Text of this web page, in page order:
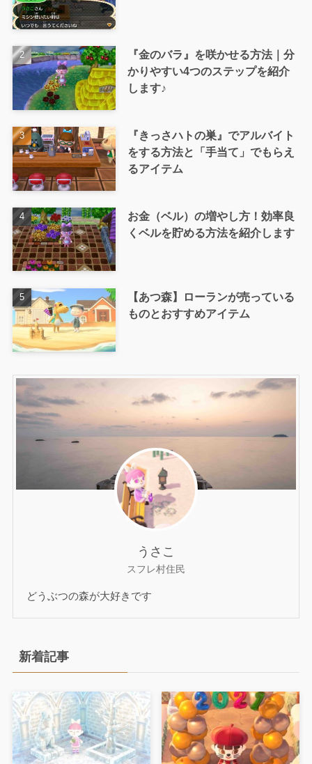
『金のバラ』を咲かせる方法｜分
かりやすい4つのステップを紹介
します♪
『きっさハトの巣』でアルバイト
をする方法と「手当て」でもらえ
るアイテム
お金（ベル）の増やし方！効率良
くベルを貯める方法を紹介します
【あつ森】ローランが売っている
ものとおすすめアイテム
うさこ
スフレ村住民
どうぶつの森が大好きです
新着記事